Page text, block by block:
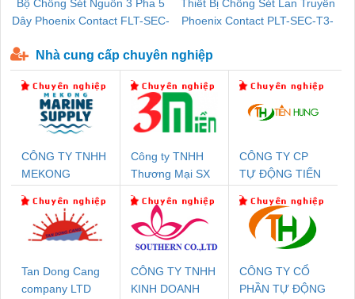
Bộ Chống Sét Nguồn 3 Pha 5
Dây Phoenix Contact FLT-SEC-
Thiết Bị Chống Sét Lan Truyền
Phoenix Contact PLT-SEC-T3-
Nhà cung cấp chuyên nghiệp
CÔNG TY TNHH
MEKONG
Công ty TNHH
Thương Mại SX
CÔNG TY CP
TỰ ĐỘNG TIẾN
Tan Dong Cang
company LTD
CÔNG TY TNHH
KINH DOANH
CÔNG TY CỔ
PHẦN TỰ ĐỘNG